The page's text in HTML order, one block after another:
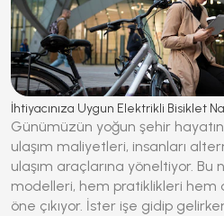
İhtiyacınıza Uygun Elektrikli Bisiklet
Günümüzün yoğun şehir
ulaşım maliyetleri, insanları
ulaşım araçlarına yöneltiyor. Bu
modelleri, hem pratiklikleri hem
öne çıkıyor. İster işe gidip